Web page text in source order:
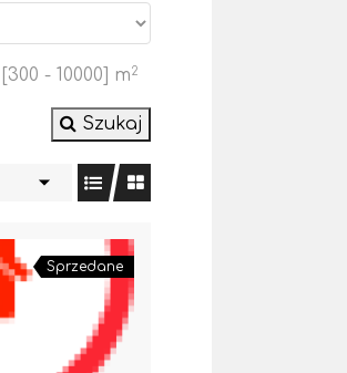
300 - 10000 ] m2
Szukaj
Sprzedane